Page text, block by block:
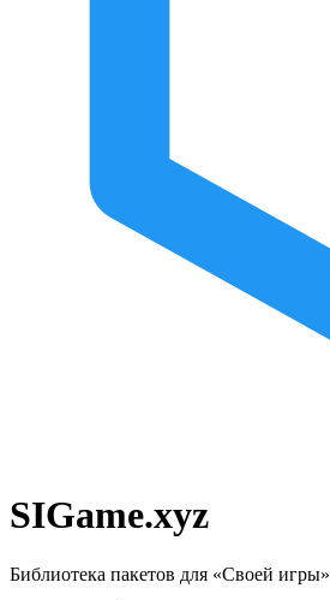
SIGame.xyz
Библиотека пакетов для «Своей игры»